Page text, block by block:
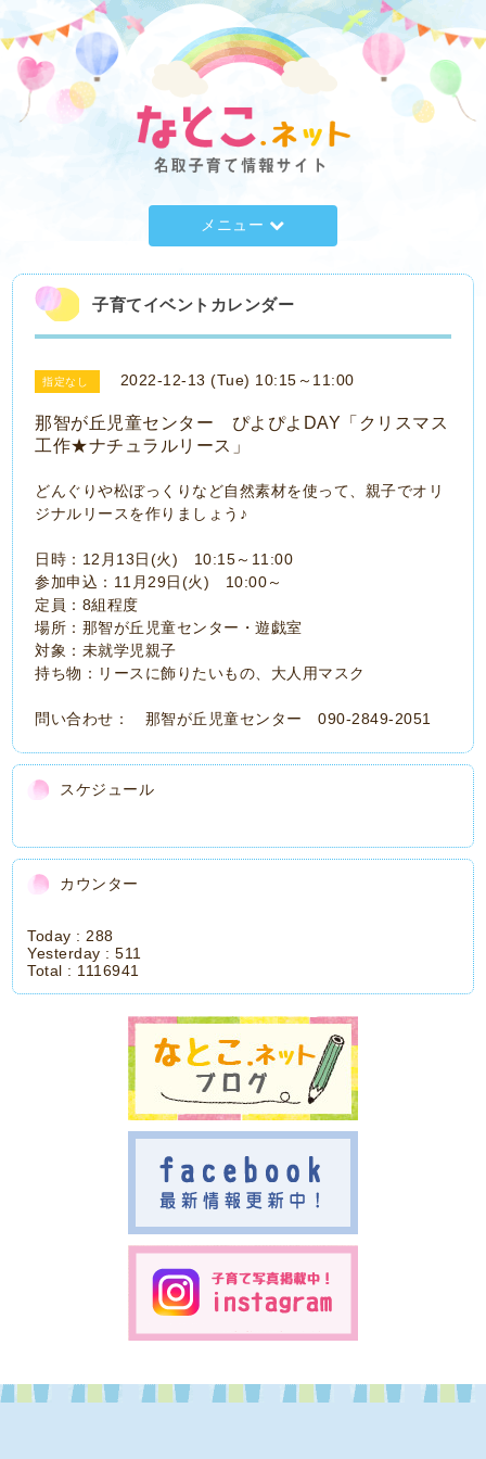
メニュー
子育てイベントカレンダー
指定なし 2022-12-13 (Tue) 10:15～11:00
那智が丘児童センター ぴよぴよDAY「クリスマス
工作★ナチュラルリース」
どんぐりや松ぼっくりなど自然素材を使って、親子でオリ
ジナルリースを作りましょう♪
日時：12月13日(火) 10:15～11:00
参加申込：11月29日(火) 10:00～
定員：8組程度
場所：那智が丘児童センター・遊戯室
対象：未就学児親子
持ち物：リースに飾りたいもの、大人用マスク
問い合わせ： 那智が丘児童センター 090-2849-2051
スケジュール
カウンター
Today :288
Yesterday :511
Total : 1116941